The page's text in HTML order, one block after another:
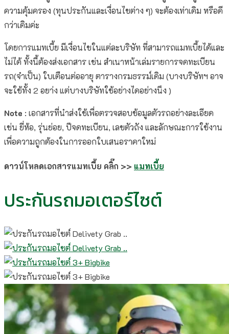
ความคุ้มครอง (ทุนประกันและเงื่อนไขต่าง ๆ) จะต้องเท่าเดิม หรือดี
กว่าเดิมค่ะ
โดยการแมทเบี้ย มีเงื่อนไขในแต่ละบริษัท ที่สามารถแมทเบี้ยได้และ
ไม่ได้ ทั้งนี้ต้องส่งเอกสาร เช่น สำเนาหน้าเล่มรายการจดทะเบียน
รถ(จำเป็น) ใบเตือนต่ออายุ ตารางกรมธรรม์เดิม (บางบริษัทฯ อาจ
จะใช้ทั้ง 2 อยา่ง แต่บางบริษัทใช้อย่างไดอย่างนึง )
Note : เอกสารที่นำส่งใช้เพื่อตรวจสอบข้อมูลตัวรถอย่างละเอียด
เช่น ยี่ห้อ, รุ่นย่อย, ปีจดทะเบียน, เลขตัวถัง และลักษณะการใช้งาน
เพื่อความถูกต้องในการออกใบเสนอราคาใหม่
ดาวน์โหลดเอกสารแมทเบี้ย คลิ๊ก >> แมทเบี้ย
ประกันรถมอเตอร์ไซต์